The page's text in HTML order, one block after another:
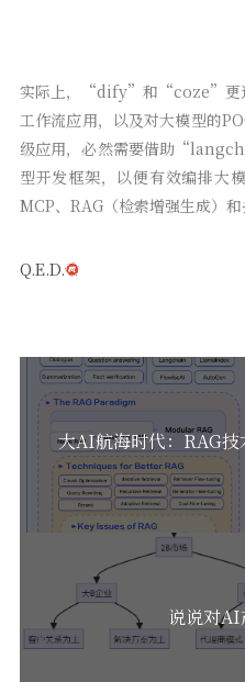
实际上，“dify”和“coze”更适
工作流应用，以及对大模型的
级应用，必然需要借助
型开发框架，以便有效编排大
MCP、RAG（检索增强生成）和
Q.E.D.
大AI航海时代：RAG技
说说对AI